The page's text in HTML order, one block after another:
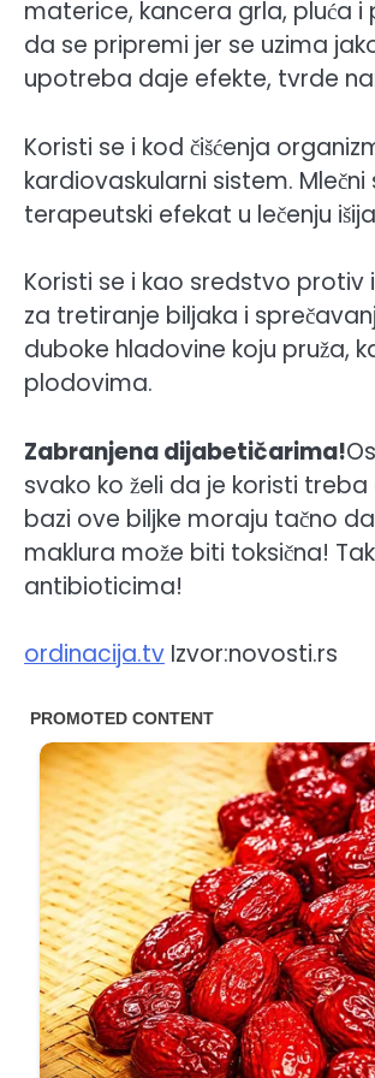
materice, kancera grla, pluća
da se pripremi jer se uzima
upotreba daje efekte, tvrde
Koristi se i kod čišćenja
kardiovaskularni sistem.
terapeutski efekat u lečenju
Koristi se i kao sredstvo
za tretiranje biljaka i
duboke hladovine koju pruža,
plodovima.
Zabranjena dijabetičarima!
svako ko želi da je koristi
bazi ove biljke moraju tačno
maklura može biti toksična!
antibioticima!
ordinacija.tv Izvor:novosti.rs